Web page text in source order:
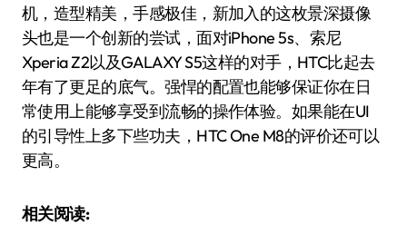
机，造型精美，手感极佳，新加入的这枚景深摄像
头也是一个创新的尝试，面对iPhone 5s、索尼
Xperia Z2以及GALAXY S5这样的对手，HTC比起去
年有了更足的底气。强悍的配置也能够保证你在日
常使用上能够享受到流畅的操作体验。如果能在UI
的引导性上多下些功夫，HTC One M8的评价还可以
更高。
相关阅读: